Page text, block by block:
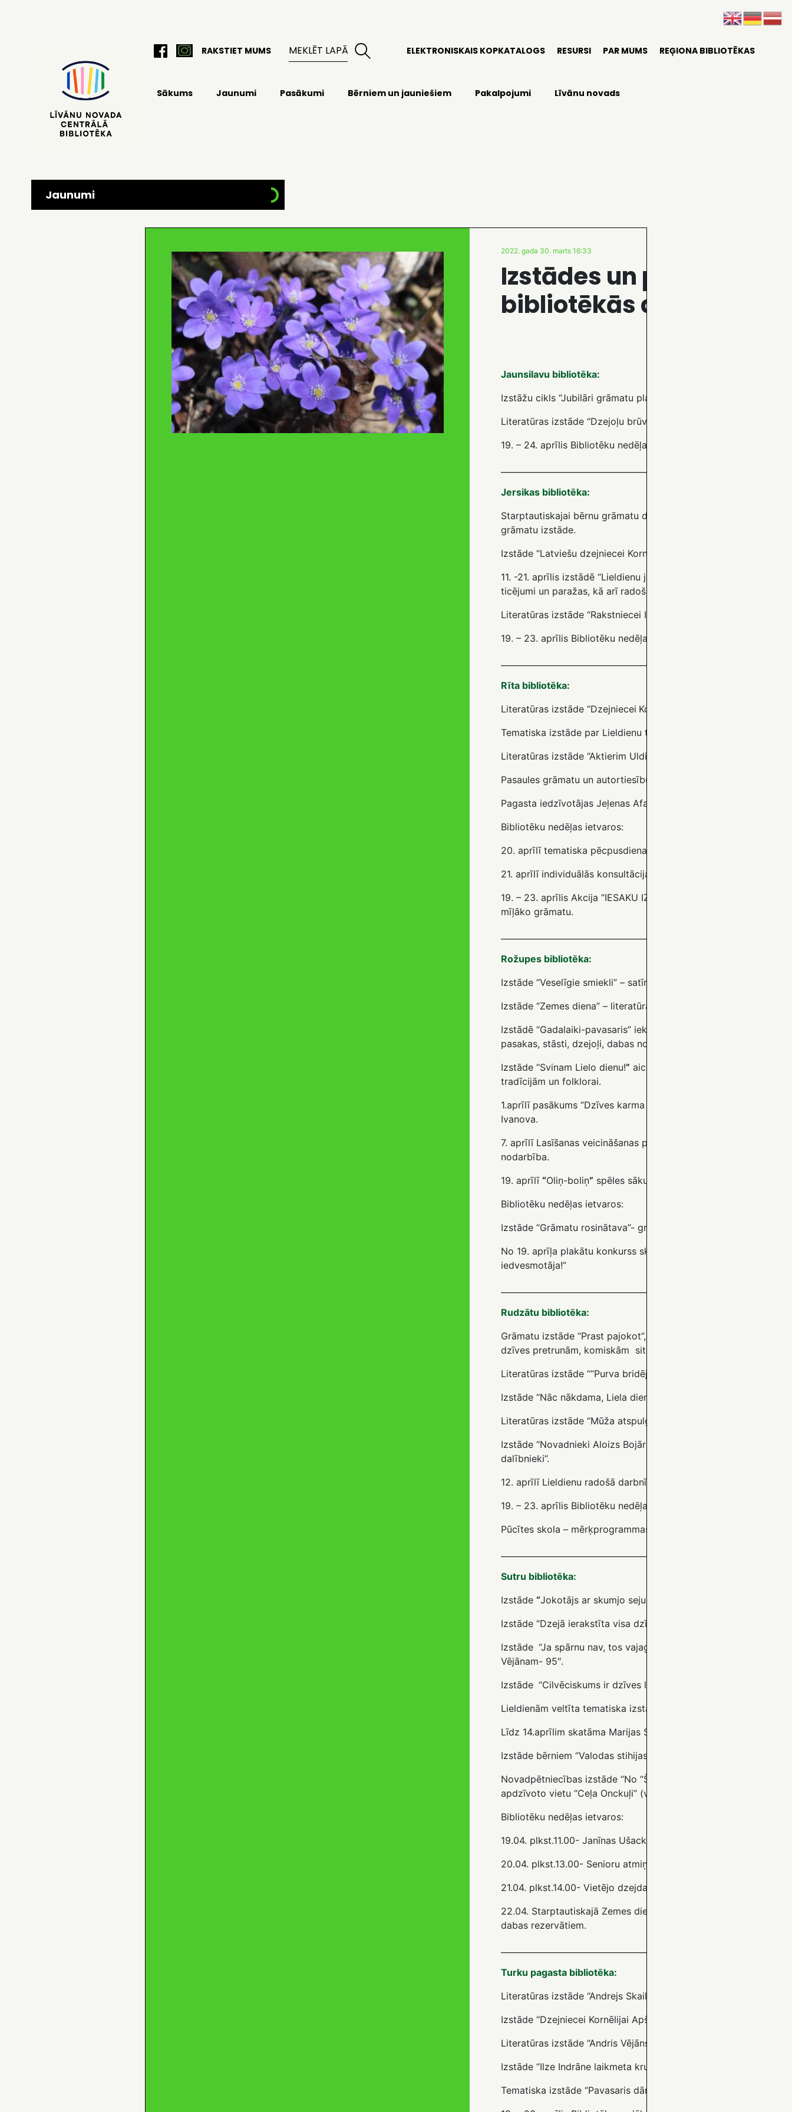
RAKSTIET MUMS ELEKTRONISKAIS KOPKATALOGS RESURSI PAR MUMS REĢIONA BIBLIOTĒKAS
Sākums Jaunumi Pasākumi Bērniem un jauniešiem Pakalpojumi Līvānu novads
Jaunumi
2022. gada 30. marts 16:33
Izstādes un pasākumi
bibliotēkās aprīlī
Jaunsilavu bibliotēka:
Izstāžu cikls “Jubilāri grāmatu plauktā”.
Literatūras izstāde “Dzejoļu brūvējums. Dzejniekam P. Brūverim –
19. – 24. aprīlis Bibliotēku nedēļa “Bibliotēkas spēks: mācies,
Jersikas bibliotēka:
Starptautiskajai bērnu grāmatu dienai
grāmatu izstāde.
Izstāde “Latviešu dzejniecei Kornēlijai Apškrūmai – 85”.
11. -21. aprīlis izstādē “Lieldienu jampadracis!” – olu krāsošanas
ticējumi un paražas, kā arī radošā darbnīca mazajiem Lieldienu
Literatūras izstāde “Rakstniecei Ilzei Indrānei – 95”.
19. – 23. aprīlis Bibliotēku nedēļa “Bibliotēkas spēks: mācies,
Rīta bibliotēka:
Literatūras izstāde “Dzejniecei Kornēlijai Apškrūmai – 85″.
Tematiska izstāde par Lieldienu tradīcijām, ticējumiem,
Literatūras izstāde “Aktierim Uldim Pūcītim – 85”.
Pasaules grāmatu un autortiesību dienai veltīta izstāde.
Pagasta iedzīvotājas Jeļenas Afanasjevas zīmējumu izstāde.
Bibliotēku nedēļas ietvaros:
20. aprīlī tematiska pēcpusdiena “Mans vaļasprieks – lasīšana!
21. aprīlī individuālās konsultācijas “Dators – ko vēl gribu zināt?”
19. – 23. aprīlis Akcija “IESAKU IZLASĪT!” Ar īpašu uzlīmi-
mīļāko grāmatu.
Rožupes bibliotēka:
Izstāde “Veselīgie smiekli” – satīriķu, humora un smieklu
Izstāde “Zemes diena” – literatūra par nekaitīgu un ilgtspējīgu
Izstādē “Gadalaiki-pavasaris” iekļautas grāmatas, kuras veltītas
pasakas, stāsti, dzejoļi, dabas norises u.t.t.
Izstāde “Svinam Lielo dienu!” aicina svinēt Lieldienas un
tradīcijām un folklorai.
1.aprīlī pasākums “Dzīves karma skaitļos, jeb likteņa tabula
Ivanova.
7. aprīlī Lasīšanas veicināšanas programmas Grāmatu starts –
nodarbība.
19. aprīlī “Oliņ-boliņ” spēles sākumskolas skolēniem.
Bibliotēku nedēļas ietvaros:
Izstāde “Grāmatu rosinātava”- grāmatas, kas rosina darboties,
No 19. aprīļa plakātu konkurss skolēniem “Bibliotēkas spēks,
iedvesmotāja!”
Rudzātu bibliotēka:
Grāmatu izstāde “Prast pajokot”, kuru autori saskatījuši un
dzīves pretrunām, komiskām situācijām.
Literatūras izstāde ““Purva bridējs – Uldis Pūcītis”.
Izstāde “Nāc nākdama, Liela diena!” – tradīcijas, ticējumi,
Literatūras izstāde “Mūža atspulgi dzejā. Andrim Vējānam -95”.
Izstāde “Novadnieki Aloizs Bojārs un Jānis Velkme – Latgales
dalībnieki”.
12. aprīlī Lieldienu radošā darbnīca bērniem.
19. – 23. aprīlis Bibliotēku nedēļa “Bibliotēkas spēks: mācies,
Pūcītes skola – mērķprogrammas “Grāmatu starts” dalībniekiem
Sutru bibliotēka:
Izstāde “Jokotājs ar skumjo seju. Rakstniekam Andrejam Skailim
Izstāde “Dzejā ierakstīta visa dzīve. Dzejniecei Kornēlijai
Izstāde “Ja spārnu nav, tos vajag izdomāt. Dzejniekam un
Vējānam- 95″.
Izstāde “Cilvēciskums ir dzīves lielākā vērtība. Rakstniecei Ilzei
Lieldienām veltīta tematiska izstāde “Krāsosim, māsiņas, oliņas
Līdz 14.aprīlim skatāma Marijas Skuteles rokdarbu izstāde.
Izstāde bērniem “Valodas stihijas iemiesotājs. Pēteram Brūverim-
Novadpētniecības izstāde “No “Šultēm” līdz “Bernāniem” par
apdzīvoto vietu “Ceļa Onckuļi” (vēsture, cilvēki, sadzīve).
Bibliotēku nedēļas ietvaros:
19.04. plkst.11.00- Janīnas Ušackas rokdarbu izstādes atklāšana;
20.04. plkst.13.00- Senioru atmiņu pēcpusdiena;
21.04. plkst.14.00- Vietējo dzejdaru darbu apkopojums;
22.04. Starptautiskajā Zemes dienā dokumentālo filmu
dabas rezervātiem.
Turku pagasta bibliotēka:
Literatūras izstāde “Andrejs Skailis – ironiskās prozas meistars”.
Izstāde “Dzejniecei Kornēlijai Apškrūmai – 85”.
Literatūras izstāde “Andris Vējāns – humānisma ideju paudējs”.
Izstāde “Ilze Indrāne laikmeta krustpunktos
Tematiska izstāde “Pavasaris dārzā”.